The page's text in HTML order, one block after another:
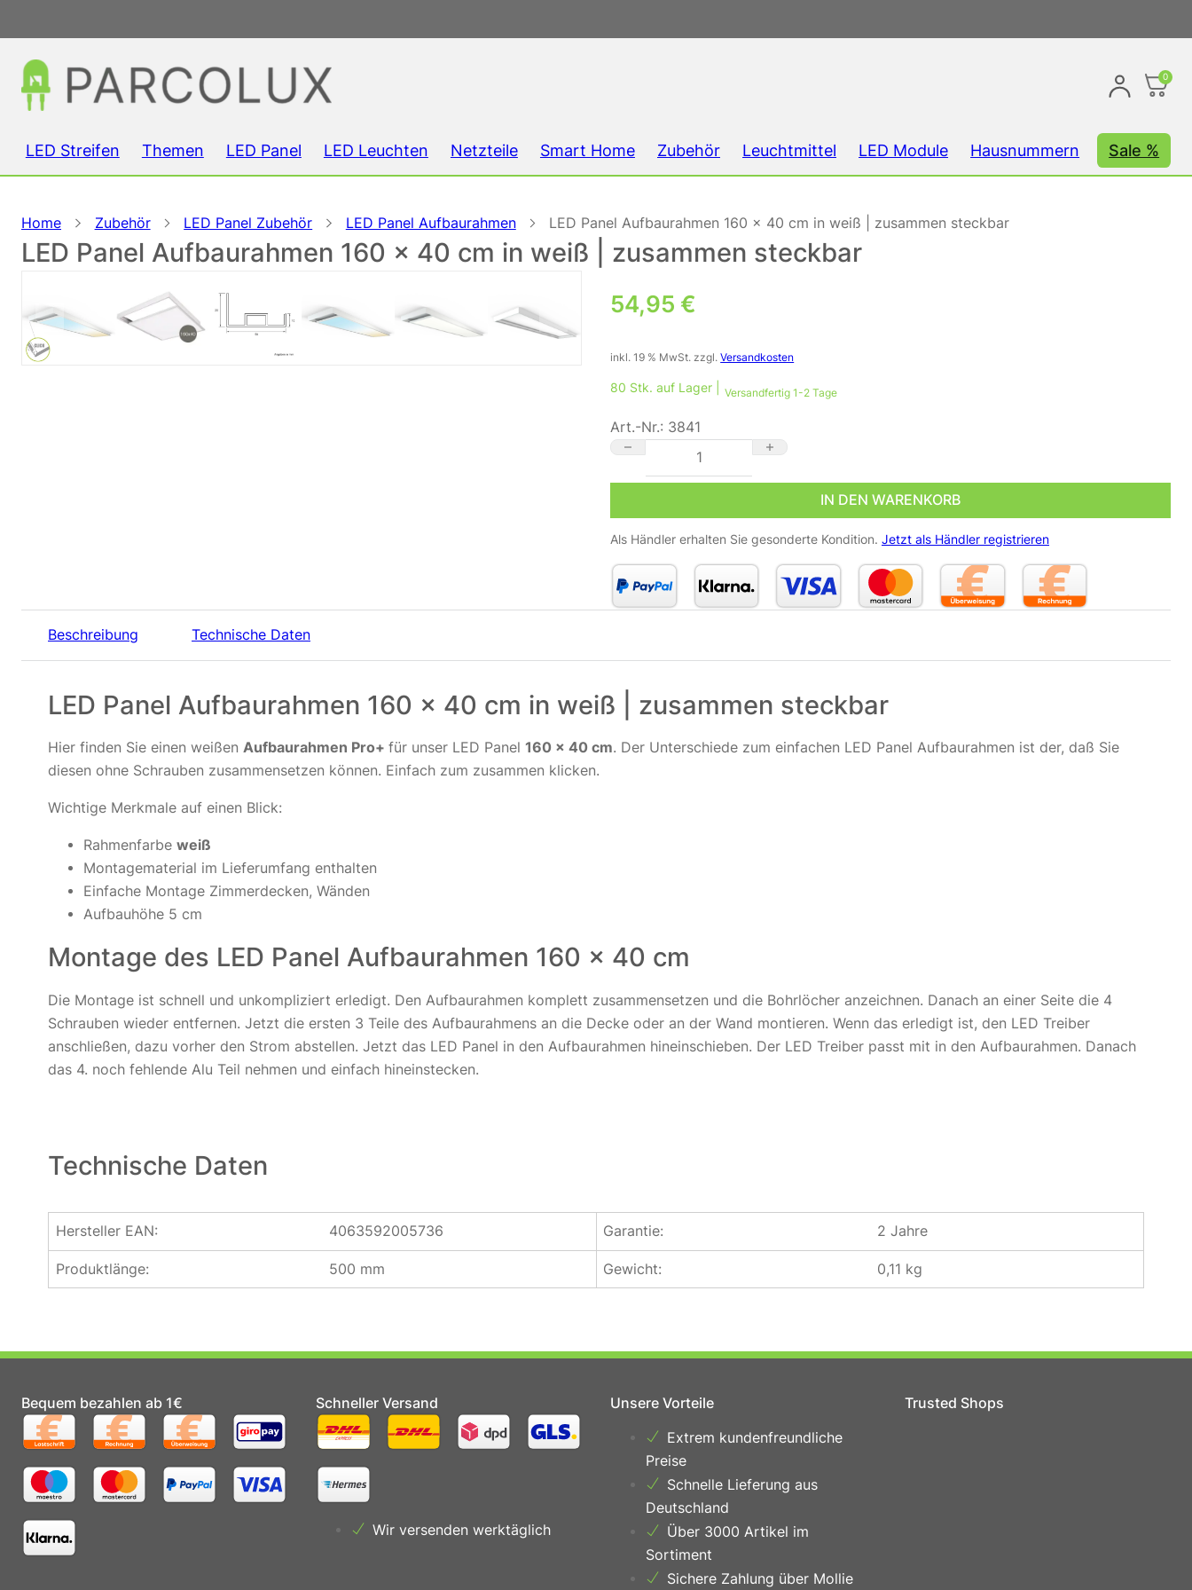
0
LED Streifen Themen LED Panel LED Leuchten Netzteile Smart Home Zubehör Leuchtmittel LED Module Hausnummern Sale %
Home Zubehör LED Panel Zubehör LED Panel Aufbaurahmen LED Panel Aufbaurahmen 160 x 40 cm in weiß | zusammen steckbar
LED Panel Aufbaurahmen 160 x 40 cm in weiß | zusammen steckbar
54,95 €
inkl. 19 % MwSt. zzgl.Versandkosten
80 Stk. auf Lager | Versandfertig 1-2 Tage
Art.-Nr.: 3841
LED Panel Aufbaurahmen 160 x 40 cm in weiß | zusammen steckbar Menge
IN DEN WARENKORB
Als Händler erhalten Sie gesonderte Kondition. Jetzt als Händler registrieren
Beschreibung Technische Daten
LED Panel Aufbaurahmen 160 x 40 cm in weiß | zusammen steckbar
Hier finden Sie einen weißen Aufbaurahmen Pro+ für unser LED Panel 160 x 40 cm. Der Unterschiede zum einfachen LED Panel Aufbaurahmen ist der, daß Sie
diesen ohne Schrauben zusammensetzen können. Einfach zum zusammen klicken.
Wichtige Merkmale auf einen Blick:
Rahmenfarbe weiß
Montagematerial im Lieferumfang enthalten
Einfache Montage Zimmerdecken, Wänden
Aufbauhöhe 5 cm
Montage des LED Panel Aufbaurahmen 160 x 40 cm
Die Montage ist schnell und unkompliziert erledigt. Den Aufbaurahmen komplett zusammensetzen und die Bohrlöcher anzeichnen. Danach an einer Seite die 4
Schrauben wieder entfernen. Jetzt die ersten 3 Teile des Aufbaurahmens an die Decke oder an der Wand montieren. Wenn das erledigt ist, den LED Treiber
anschließen, dazu vorher den Strom abstellen. Jetzt das LED Panel in den Aufbaurahmen hineinschieben. Der LED Treiber passt mit in den Aufbaurahmen. Danach
das 4. noch fehlende Alu Teil nehmen und einfach hineinstecken.
Technische Daten
Hersteller EAN: 4063592005736 Garantie: 2 Jahre
Produktlänge: 500 mm Gewicht: 0,11 kg
Bequem bezahlen ab 1€ Schneller Versand
Wir versenden werktäglich
Unsere Vorteile
Extrem kundenfreundliche
Preise
Schnelle Lieferung aus
Deutschland
Über 3000 Artikel im
Sortiment
Sichere Zahlung über Mollie
Trusted Shops